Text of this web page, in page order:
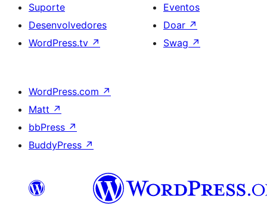
Suporte
Desenvolvedores
WordPress.tv ↗
Eventos
Doar ↗
Swag ↗
WordPress.com ↗
Matt ↗
bbPress ↗
BuddyPress ↗